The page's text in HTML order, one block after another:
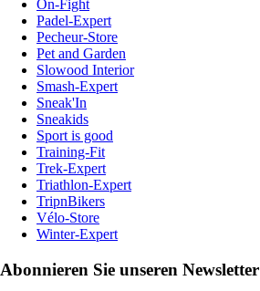
On-Fight
Padel-Expert
Pecheur-Store
Pet and Garden
Slowood Interior
Smash-Expert
Sneak'In
Sneakids
Sport is good
Training-Fit
Trek-Expert
Triathlon-Expert
TripnBikers
Vélo-Store
Winter-Expert
Abonnieren Sie unseren Newsletter